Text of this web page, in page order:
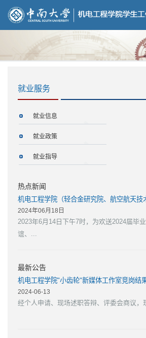
就业服务
就业信息
就业政策
就业指导
热点新闻
2024年06月18日
2023年6月14日下午7时，为欢送2024届毕
谊、...
最新公告
机电工程学院"小齿轮"新媒体工作室竞岗结
2024-06-13
经个人申请、现场述职答辩、评委会商议，